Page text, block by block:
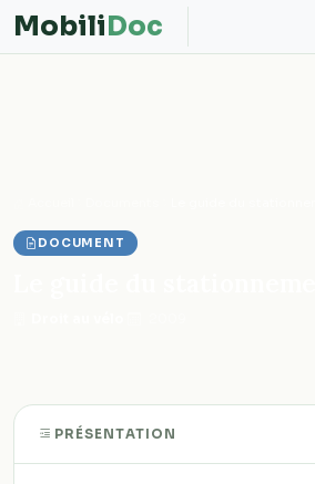
MobiliDoc
DOCUMENT
PRÉSENTATION